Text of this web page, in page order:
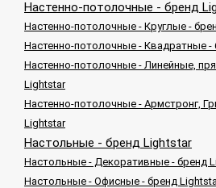
Настенно-потолочные - бренд
Настенно-потолочные - Круглые -
Настенно-потолочные - Квадратные -
Настенно-потолочные - Линейные,
Lightstar
Настенно-потолочные - Армстронг,
Lightstar
Настольные - бренд Lightstar
Настольные - Декоративные - бренд
Настольные - Офисные - бренд